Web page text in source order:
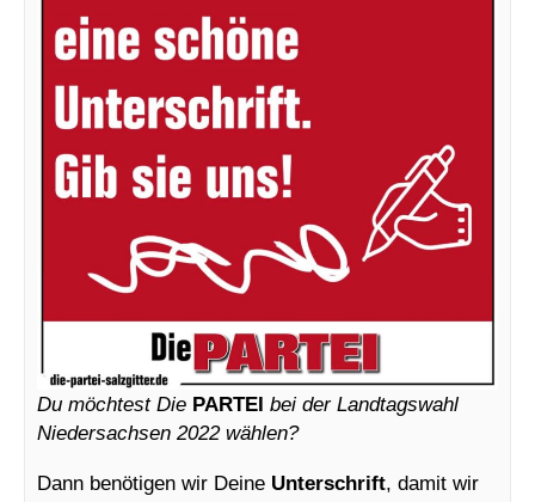
Du möchtest Die PARTEI bei der Landtagswahl
Niedersachsen 2022 wählen?
Dann benötigen wir Deine Unterschrift, damit wir